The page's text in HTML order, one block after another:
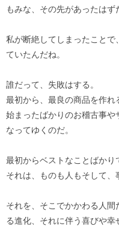
もみな、その先があったはず
私が断絶してしまったことで
ていたんだね。
誰だって、失敗はする。
最初から、最良の商品を作れ
始まったばかりのお稽古事
なってゆくのだ。
最初からベストなことばかり
それは、ものも人もそして、
それを、そこでかかわる人
る進化、それに伴う喜びや幸